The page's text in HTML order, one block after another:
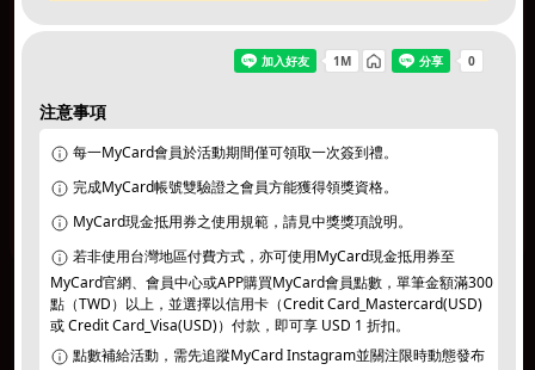
注意事項
每一MyCard會員於活動期間僅可領取一次簽到禮。
完成MyCard帳號雙驗證之會員方能獲得領獎資格。
MyCard現金抵用券之使用規範，請見中獎獎項說明。
若非使用台灣地區付費方式，亦可使用MyCard現金抵用券至
MyCard官網、會員中心或APP購買MyCard會員點數，單筆金額滿300
點（TWD）以上，並選擇以信用卡（Credit Card_Mastercard(USD)
或 Credit Card_Visa(USD)）付款，即可享 USD 1 折扣。
點數補給活動，需先追蹤MyCard Instagram並關注限時動態發布